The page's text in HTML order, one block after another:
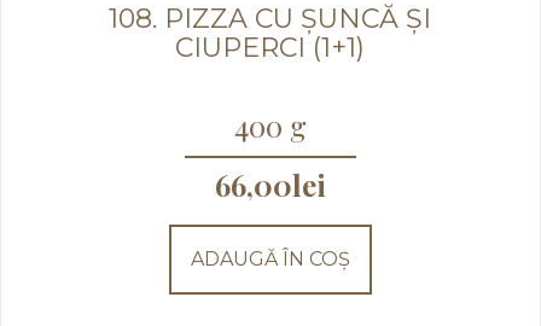
108. PIZZA CU ȘUNCĂ ȘI
CIUPERCI (1+1)
400 g
66,00lei
ADAUGĂ ÎN COȘ